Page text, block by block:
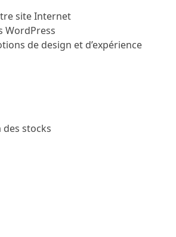
site Internet
WordPress
de design et d’expérience
stocks